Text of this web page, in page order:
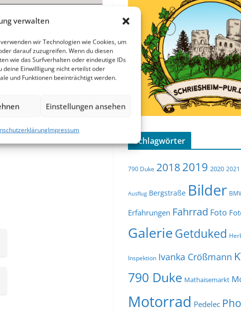
verwalten
wir Technologien wie Cookies, um
darauf zuzugreifen. Wenn du diesen
wie das Surfverhalten oder eindeutige IDs
deine Einwillligung nicht erteilst oder
und Funktionen beeinträchtigt werden.
Einstellungen ansehen
Impressum
das leidige Thema Corona
auch Gas raus
Ja, das Wetter ist toll.
eines Motorradunfalls
Schlagwörter
790 Duke 2018 2019 2020 2021
Ausflug Bergstraße Bilder
Erfahrungen Fahrrad Foto
GalerieGetduked
Inspektion Ivanka Crößmann
790 Duke Mathaisemarkt
Motorrad Pedelec